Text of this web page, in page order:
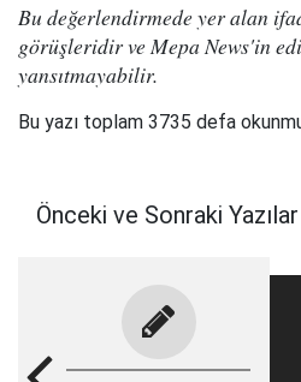
Bu değerlendirmede yer alan
görüşleridir ve Mepa News'in
yansıtmayabilir.
Bu yazı toplam 3735 defa
Önceki ve Sonraki Yazılar